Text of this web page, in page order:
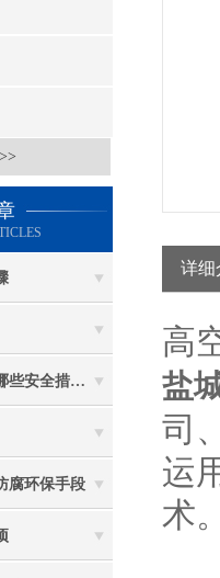
砖烟囱拆除需要注意哪些安全措施？
腐环保手段
详细
高
盐
司
运
术